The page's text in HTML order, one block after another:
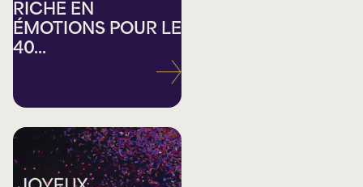
RICHE EN
ÉMOTIONS POUR LE
40...